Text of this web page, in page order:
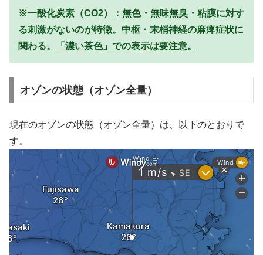
※一酸化炭素（CO2）：無色・無味無臭・粘膜に対す
る刺激がないのが特徴。中枢・末梢神経の麻痺症状に
関わる。
「濃い茶色」での表示は要注意。
オゾンの状態（オゾン全量）
現在のオゾンの状態（オゾン全量）は、以下のとおりで
す。